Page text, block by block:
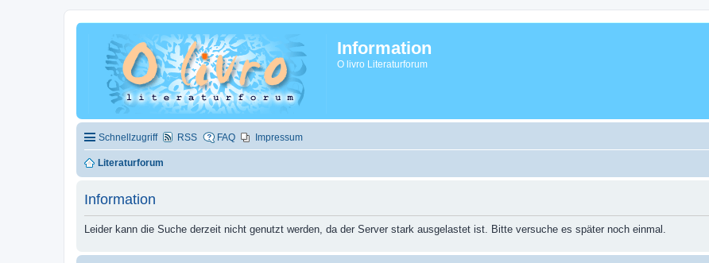
Information
O livro Literaturforum
Schnellzugriff RSS FAQ Impressum
Literaturforum
Information
Leider kann die Suche derzeit nicht genutzt werden, da der Server stark ausgelastet ist. Bitte versuche es später noch einmal.